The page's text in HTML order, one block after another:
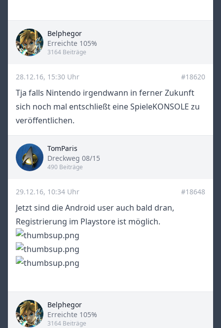
Belphegor
Title
Erreichte 105%
3164 Beiträge
28.12.16, 15:30 Uhr #18620
Tja falls Nintendo irgendwann in ferner Zukunft
sich noch mal entschließt eine SpieleKONSOLE zu
veröffentlichen.
TomParis
Title
Dreckweg 08/15
490 Beiträge
29.12.16, 10:34 Uhr #18648
Jetzt sind die Android user auch bald dran,
Registrierung im Playstore ist möglich.
Belphegor
Title
Erreichte 105%
3164 Beiträge